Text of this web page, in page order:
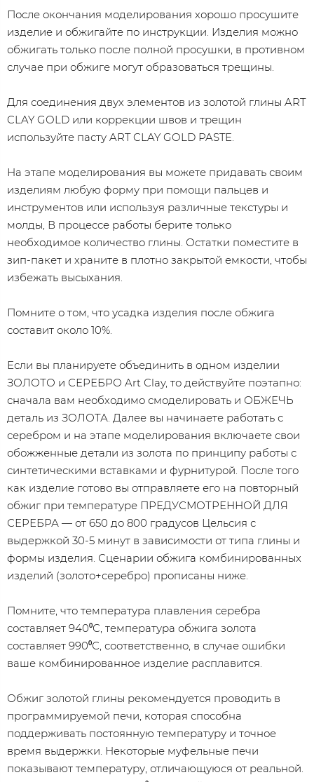
После окончания моделирования хорошо просушите
изделие и обжигайте по инструкции. Изделия можно
обжигать только после полной просушки, в противном
случае при обжиге могут образоваться трещины.
Для соединения двух элементов из золотой глины ART
CLAY GOLD или коррекции швов и трещин
используйте пасту ART CLAY GOLD PASTE.
На этапе моделирования вы можете придавать своим
изделиям любую форму при помощи пальцев и
инструментов или используя различные текстуры и
молды, В процессе работы берите только
необходимое количество глины. Остатки поместите в
зип-пакет и храните в плотно закрытой емкости, чтобы
избежать высыхания.
Помните о том, что усадка изделия после обжига
составит около 10%.
Если вы планируете объединить в одном изделии
ЗОЛОТО и СЕРЕБРО Art Clay, то действуйте поэтапно:
сначала вам необходимо смоделировать и ОБЖЕЧЬ
деталь из ЗОЛОТА. Далее вы начинаете работать с
серебром и на этапе моделирования включаете свои
обожженные детали из золота по принципу работы с
синтетическими вставками и фурнитурой. После того
как изделие готово вы отправляете его на повторный
обжиг при температуре ПРЕДУСМОТРЕННОЙ ДЛЯ
СЕРЕБРА — от 650 до 800 градусов Цельсия с
выдержкой 30-5 минут в зависимости от типа глины и
формы изделия. Сценарии обжига комбинированных
изделий (золото+серебро) прописаны ниже.
Помните, что температура плавления серебра
составляет 940⁰С, температура обжига золота
составляет 990⁰С, соответственно, в случае ошибки
ваше комбинированное изделие расплавится.
Обжиг золотой глины рекомендуется проводить в
программируемой печи, которая способна
поддерживать постоянную температуру и точное
время выдержки. Некоторые муфельные печи
показывают температуру, отличающуюся от реальной.